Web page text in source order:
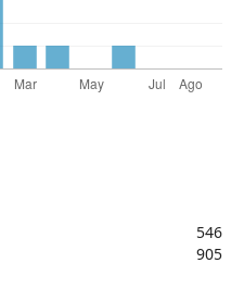
546
905